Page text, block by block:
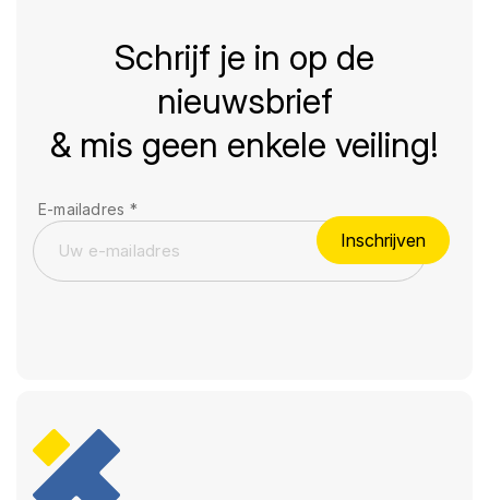
Schrijf je in op de
nieuwsbrief
& mis geen enkele veiling!
E-mailadres *
Inschrijven